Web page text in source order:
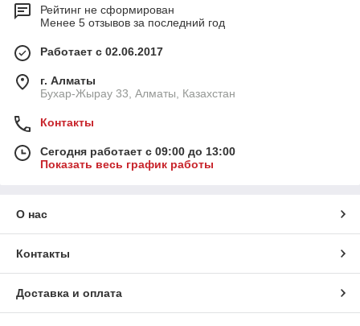
Рейтинг не сформирован
Менее 5 отзывов за последний год
Работает с 02.06.2017
г. Алматы
Бухар-Жырау 33, Алматы, Казахстан
Контакты
Сегодня работает с 09:00 до 13:00
Показать весь график работы
О нас
Контакты
Доставка и оплата